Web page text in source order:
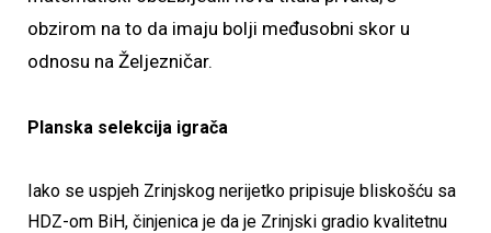
obzirom na to da imaju bolji međusobni skor u
odnosu na Željezničar.
Planska selekcija igrača
Iako se uspjeh Zrinjskog nerijetko pripisuje bliskošću sa
HDZ-om BiH, činjenica je da je Zrinjski gradio kvalitetnu